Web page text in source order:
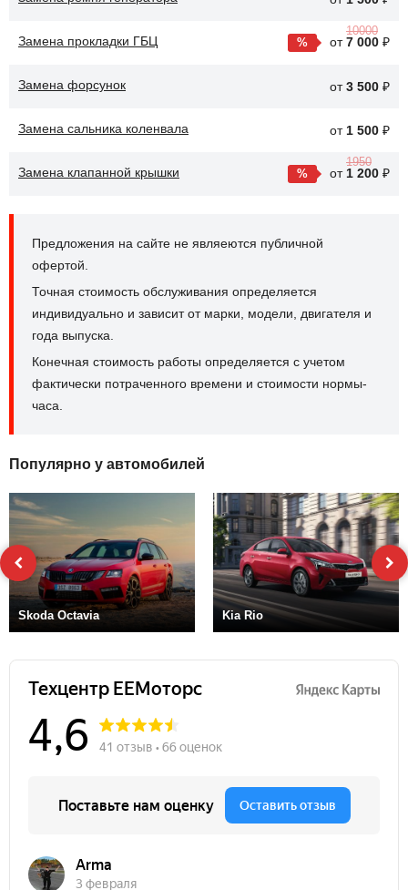
Замена прокладки ГБЦ от
10000
7 000 ₽
Замена форсунок от3 500 ₽
Замена сальника коленвала от 1 500 ₽
Замена клапанной крышки от
1950
1 200 ₽
Предложения на сайте не являеются публичной
офертой.
Точная стоимость обслуживания определяется
индивидуально и зависит от марки, модели, двигателя и
года выпуска.
Конечная стоимость работы определяется с учетом
фактически потраченного времени и стоимости нормы-
часа.
Популярно у автомобилей
Skoda Octavia Kia Rio